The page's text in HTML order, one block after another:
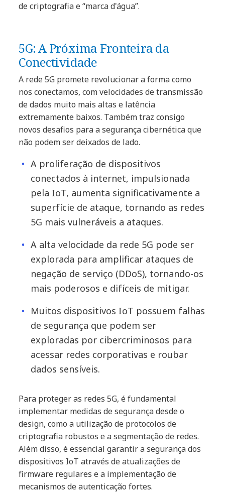
de criptografia e “marca d'água”.
5G: A Próxima Fronteira da
Conectividade
A rede 5G promete revolucionar a forma como
nos conectamos, com velocidades de transmissão
de dados muito mais altas e latência
extremamente baixos. Também traz consigo
novos desafios para a segurança cibernética que
não podem ser deixados de lado.
A proliferação de dispositivos
conectados à internet, impulsionada
pela IoT, aumenta significativamente a
superfície de ataque, tornando as redes
5G mais vulneráveis a ataques.
A alta velocidade da rede 5G pode ser
explorada para amplificar ataques de
negação de serviço (DDoS), tornando-os
mais poderosos e difíceis de mitigar.
Muitos dispositivos IoT possuem falhas
de segurança que podem ser
exploradas por cibercriminosos para
acessar redes corporativas e roubar
dados sensíveis.
Para proteger as redes 5G, é fundamental
implementar medidas de segurança desde o
design, como a utilização de protocolos de
criptografia robustos e a segmentação de redes.
Além disso, é essencial garantir a segurança dos
dispositivos IoT através de atualizações de
firmware regulares e a implementação de
mecanismos de autenticação fortes.